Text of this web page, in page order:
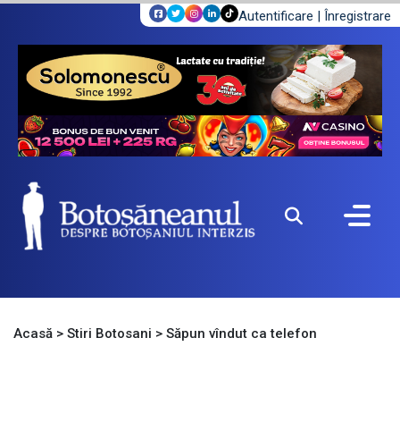
Autentificare | Înregistrare
Acasă > Stiri Botosani > Săpun vîndut ca telefon